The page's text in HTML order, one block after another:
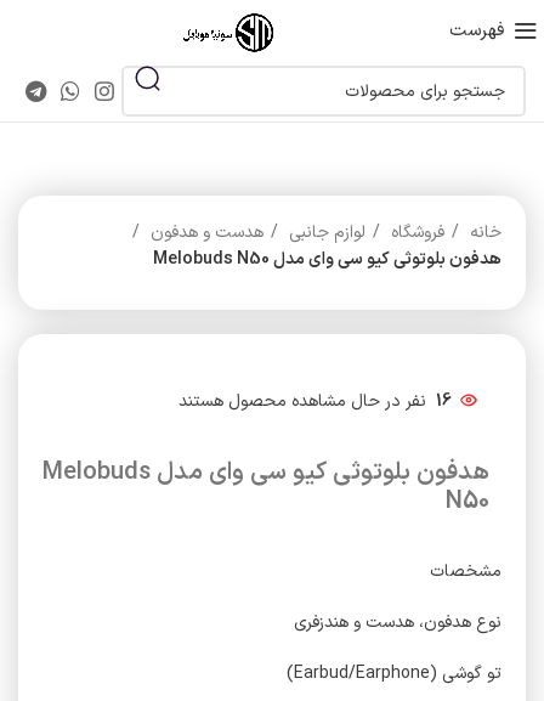
فهرست
خانه فروشگاه لوازم جانبی
هدست و هدفون
هدفون بلوتوثی کیو سی وای مدل Melobuds N50
16 نفر در حال مشاهده محصول هستند
هدفون بلوتوثی کیو سی وای مدل Melobuds
N50
مشخصات
نوع هدفون، هدست و هندزفری
تو گوشی (Earbud/Earphone)